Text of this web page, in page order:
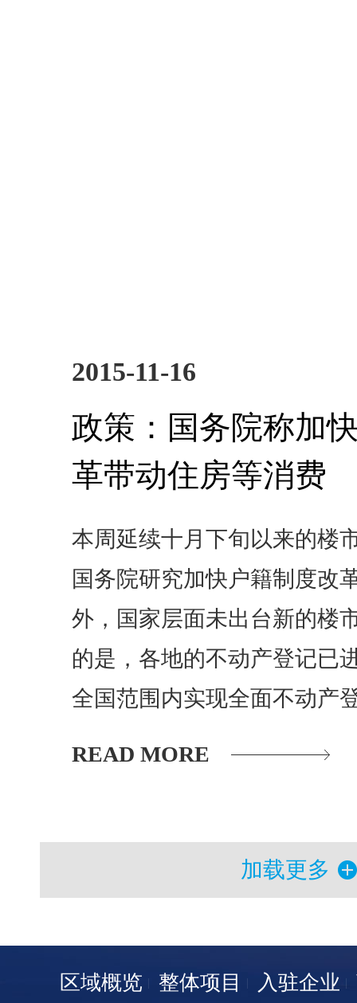
2015-11-16
政策：国务院称加
革带动住房等消费
本周延续十月下旬以来的楼
国务院研究加快户籍制度改
外，国家层面未出台新的楼
的是，各地的不动产登记已
全国范围内实现全面不动产
READ MORE
加载更多
区域概览 整体项目 入驻企业